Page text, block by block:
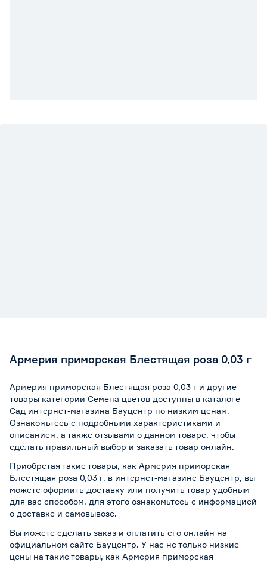
Армерия приморская Блестящая роза 0,03 г
Армерия приморская Блестящая роза 0,03 г и другие
товары категории Семена цветов доступны в каталоге
Сад интернет-магазина Бауцентр по низким ценам.
Ознакомьтесь с подробными характеристиками и
описанием, а также отзывами о данном товаре, чтобы
сделать правильный выбор и заказать товар онлайн.
Приобретая такие товары, как Армерия приморская
Блестящая роза 0,03 г, в интернет-магазине Бауцентр, вы
можете оформить доставку или получить товар удобным
для вас способом, для этого ознакомьтесь с информацией
о доставке и самовывозе.
Вы можете сделать заказ и оплатить его онлайн на
официальном сайте Бауцентр. У нас не только низкие
цены на такие товары, как Армерия приморская